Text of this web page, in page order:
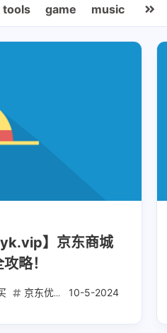
tools game music
】京东商城
略！
10-5-2024
京东优惠活动 内部福利